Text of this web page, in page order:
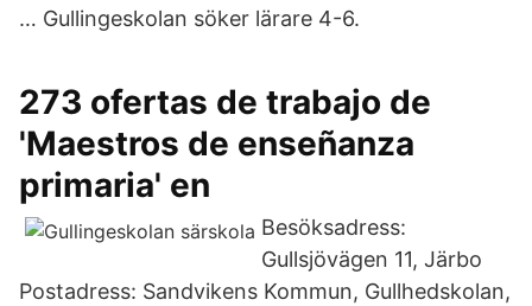
… Gullingeskolan söker lärare 4-6.
273 ofertas de trabajo de
'Maestros de enseñanza
primaria' en
Besöksadress:
Gullsjövägen 11, Järbo
Postadress: Sandvikens Kommun, Gullhedskolan,